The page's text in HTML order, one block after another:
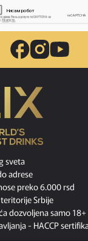
sveta
adrese
preko 6.000 rsd
Srbije
dozvoljena samo 18+
- HACCP